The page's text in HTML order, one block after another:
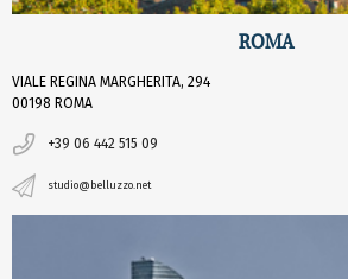
ROMA
VIALE REGINA MARGHERITA, 294
00198 ROMA
+39 06 442 515 09
studio@belluzzo.net